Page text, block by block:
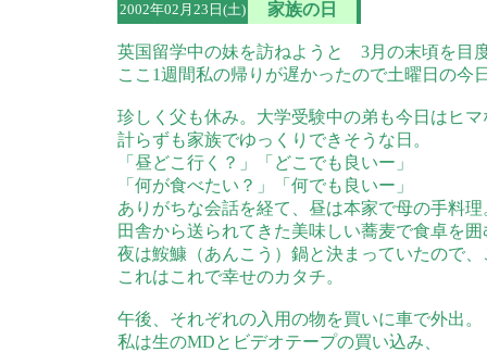
2002年02月23日(土) 家族の日
英国留学中の妹を訪ねようと 3月の末頃を目
ここ1週間私の帰りが遅かったので土曜日の今
珍しく父も休み。大学受験中の弟も今日はヒマ
計らずも家族でゆっくりできそうな日。
「昼どこ行く？」「どこでも良いー」
「何が食べたい？」「何でも良いー」
ありがちな会話を経て、昼は本家で母の手料理
田舎から送られてきた美味しい蕎麦で食卓を
夜は鮟鱇（あんこう）鍋と決まっていたので
これはこれで幸せのカタチ。
午後、それぞれの入用の物を買いに車で外出。
私は生のMDとビデオテープの買い込み、